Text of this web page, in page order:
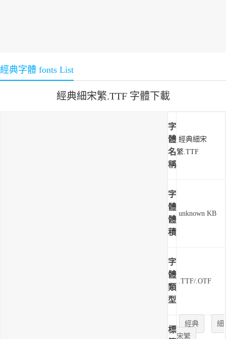
經典字體 fonts List
經典細宋繁.TTF 字體下載
字
體
名
稱
經典細宋
繁.TTF
字
體
體
積
unknown KB
字
體
類
型
.TTF/.OTF
標
經典
細
宋繁